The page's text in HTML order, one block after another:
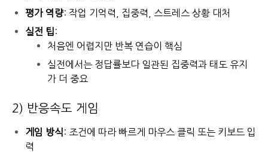
평가 역량: 작업 기억력, 집중력, 스트레스 상황 대처
실전 팁 :
처음엔 어렵지만 반복 연습이 핵심
실전에서는 정답률보다 일관된 집중력과 태도 유지
가 더 중요
2) 반응속도 게임
게임 방식: 조건에 따라 빠르게 마우스 클릭 또는 키보드 입
력